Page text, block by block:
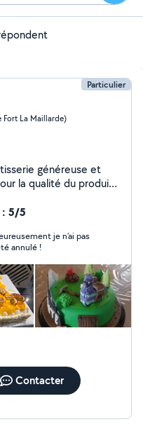
Particulier
Fort La Maillarde)
et
la qualité du produit,
layer cake,
: 5/5
je n’ai pas
annulé !
Contacter